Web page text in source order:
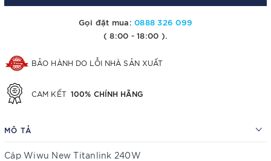
Gọi đặt mua:0888 326 099
( 8:00 - 18:00 ).
BẢO HÀNH DO LỖI NHÀ SẢN XUẤT
CAM KẾT 100% CHÍNH HÃNG
MÔ TẢ
Cáp Wiwu New Titanlink 240W